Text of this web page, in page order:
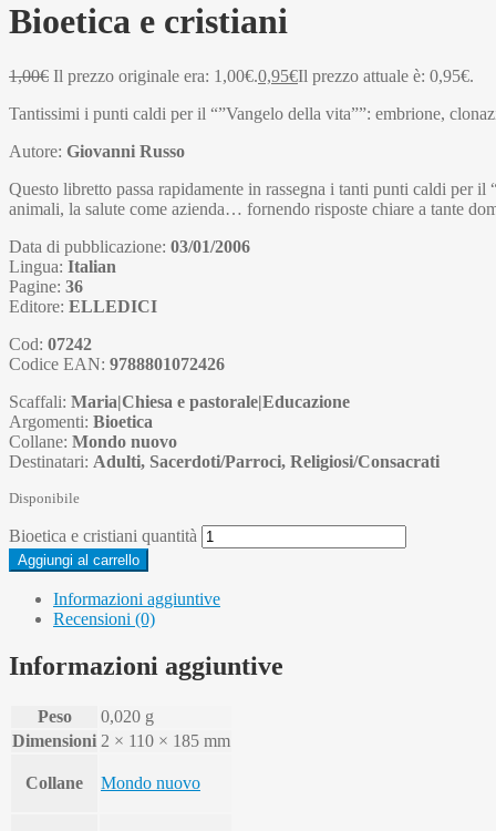
Bioetica e cristiani
1,00€ Il prezzo originale era: 1,00€.0,95€Il prezzo attuale è: 0,95€.
Tantissimi i punti caldi per il “”Vangelo della vita””: embrione,
Autore: Giovanni Russo
Questo libretto passa rapidamente in rassegna i tanti punti caldi per
animali, la salute come azienda… fornendo risposte chiare a tante
Data di pubblicazione: 03/01/2006
Lingua: Italian
Pagine: 36
Editore: ELLEDICI
Cod: 07242
Codice EAN: 9788801072426
Scaffali: Maria|Chiesa e pastorale|Educazione
Argomenti: Bioetica
Collane: Mondo nuovo
Destinatari: Adulti, Sacerdoti/Parroci, Religiosi/Consacrati
Disponibile
Bioetica e cristiani quantità
Aggiungi al carrello
Informazioni aggiuntive
Recensioni (0)
Informazioni aggiuntive
Peso
0,020 g
Dimensioni 2 × 110 × 185 mm
Collane Mondo nuovo